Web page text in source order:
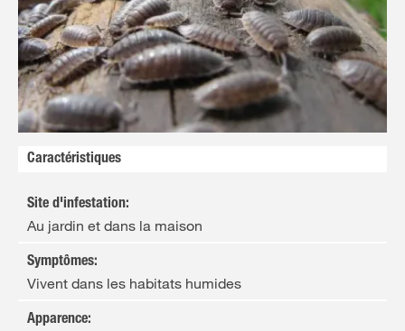
FR NL
Caractéristiques
Site d'infestation:
Au jardin et dans la maison
Symptômes:
Vivent dans les habitats humides
Apparence: